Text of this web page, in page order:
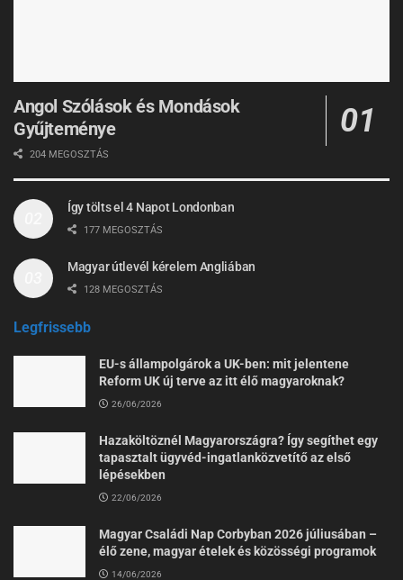
Angol Szólások és Mondások
Gyűjteménye
204 MEGOSZTÁS
Így tölts el 4 Napot Londonban
177 MEGOSZTÁS
Magyar útlevél kérelem Angliában
128 MEGOSZTÁS
Legfrissebb
EU-s állampolgárok a UK-ben: mit jelentene
Reform UK új terve az itt élő magyaroknak?
26/06/2026
Hazaköltöznél Magyarországra? Így segíthet egy
tapasztalt ügyvéd-ingatlanközvetítő az első
lépésekben
22/06/2026
Magyar Családi Nap Corbyban 2026 júliusában –
élő zene, magyar ételek és közösségi programok
14/06/2026